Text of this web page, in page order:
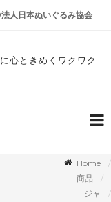
人日本ぬいぐるみ協会
心ときめくワクワク
Home
商品
ジャ